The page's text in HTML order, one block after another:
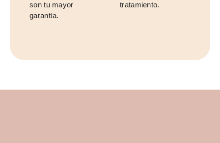
son tu mayor
garantía.
tratamiento.